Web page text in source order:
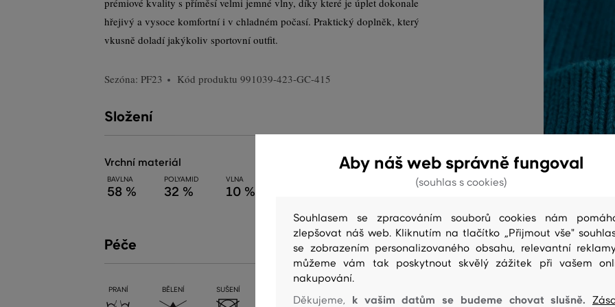
prémiové kvality s příměsí velmi jemné vlny, díky které je úplet dokonale
hřejivý a vysoce komfortní i v chladném počasí. Praktický doplněk, který
vkusně doladí jakýkoliv sportovní outfit.
Sezóna: PF23 Kód produktu 991039-423-GC-415
Složení
vrchní materiál
BAVLNA
58 %
POLYAMID
32 %
VLNA
10 %
Péče
PRANÍ BĚLENÍ SUŠENÍ
Aby náš web správně fungoval
(souhlas s cookies)
Souhlasem se zpracováním souborů cookies nám
zlepšovat náš web. Kliknutím na tlačítko „Přijmout vše"
se zobrazením personalizovaného obsahu, relevantní
můžeme vám tak poskytnout skvělý zážitek při vašem
nakupování.
Děkujeme, k vašim datům se budeme chovat slušně.